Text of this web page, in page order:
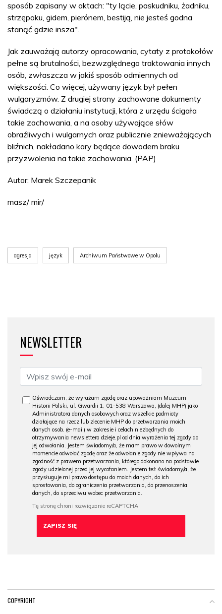
sposób zapisany w aktach: "ty lącie, paskudniku, żadniku,
strzępoku, gidem, pierónem, bestiją, nie jesteś godna
stanąć gdzie insza".
Jak zauważają autorzy opracowania, cytaty z protokołów
pełne są brutalności, bezwzględnego traktowania innych
osób, zwłaszcza w jakiś sposób odmiennych od
większości. Co więcej, używany język był pełen
wulgaryzmów. Z drugiej strony zachowane dokumenty
świadczą o działaniu instytucji, która z urzędu ścigała
takie zachowania, a na osoby używające słów
obraźliwych i wulgarnych oraz publicznie znieważających
bliźnich, nakładano kary będące dowodem braku
przyzwolenia na takie zachowania. (PAP)
Autor: Marek Szczepanik
masz/ mir/
agresja język Archiwum Państwowe w Opolu
NEWSLETTER
Oświadczam, że wyrażam zgodę oraz upoważniam Muzeum
Historii Polski, ul. Gwardii 1, 01-538 Warszawa, (dalej MHP) jako
Administratora danych osobowych oraz wszelkie podmioty
działające na rzecz lub zlecenie MHP do przetwarzania moich
danych osob. (e-mail) w zakresie i celach niezbędnych do
otrzymywania newslettera dzieje.pl od dnia wyrażenia tej zgody do
jej odwołania. Jestem świadomy/a, że mam prawo w dowolnym
momencie odwołać zgodę oraz że odwołanie zgody nie wpływa na
zgodność z prawem przetwarzania, którego dokonano na podstawie
zgody udzielonej przed jej wycofaniem. Jestem też świadomy/a, że
przysługuje mi prawo dostępu do moich danych, do ich
sprostowania, do ograniczenia przetwarzania, do przenoszenia
danych, do sprzeciwu wobec przetwarzania.
COPYRIGHT